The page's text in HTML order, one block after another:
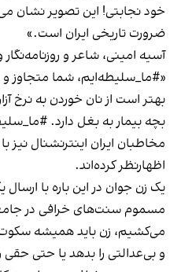
خود نجابتی! این تصویر نشان
ضرورت تاریخی ایران است.»
آسیه امینی، شاعر و
«#ما_سلیطه‌ایم، شما
بهتر است از نان خوردن به نرخ
بچه بیمار به بغل دارد.
مخاطبان ایران اینترنشنال نیز
اظهارنظر کرده‌اند.
یک زن جوان در این باره با
مسموم سنت‌های خرافی در
می‌کشیم، زن باید همیشه سکوت
و بی‌عدالتی را بدهد یا حتی